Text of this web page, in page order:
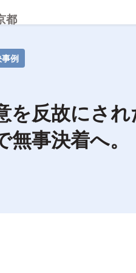
都
例
を反故にさ
無事決着へ